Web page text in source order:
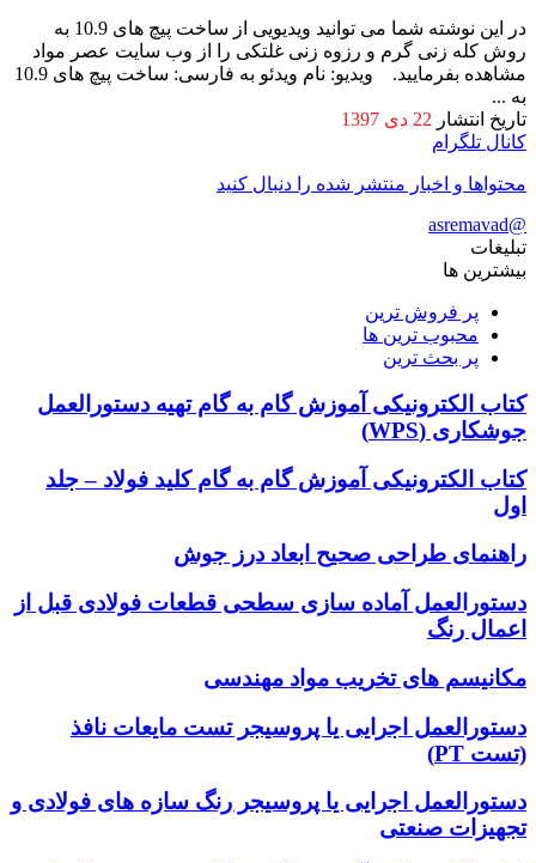
در این نوشته شما می توانید ویدیویی از ساخت پیچ های 10.9 به
روش کله زنی گرم و رزوه زنی غلتکی را از وب سایت عصر مواد
مشاهده بفرمایید. ویدیو: نام ویدئو به فارسی: ساخت پیچ های 10.9
به ...
تاریخ انتشار 22 دی 1397
کانال تلگرام
محتواها و اخبار منتشر شده را دنبال کنید
@asremavad
تبلیغات
بیشترین ها
پر فروش ترین
محبوب ترین ها
پر بحث ترین
کتاب الکترونیکی آموزش گام به گام تهیه دستورالعمل
جوشکاری (WPS)
کتاب الکترونیکی آموزش گام به گام کلید فولاد – جلد
اول
راهنمای طراحی صحیح ابعاد درز جوش
دستورالعمل آماده سازی سطحی قطعات فولادی قبل از
اعمال رنگ
مکانیسم های تخریب مواد مهندسی
دستورالعمل اجرایی یا پروسیجر تست مایعات نافذ
(تست PT)
دستورالعمل اجرایی یا پروسیجر رنگ سازه های فولادی و
تجهیزات صنعتی